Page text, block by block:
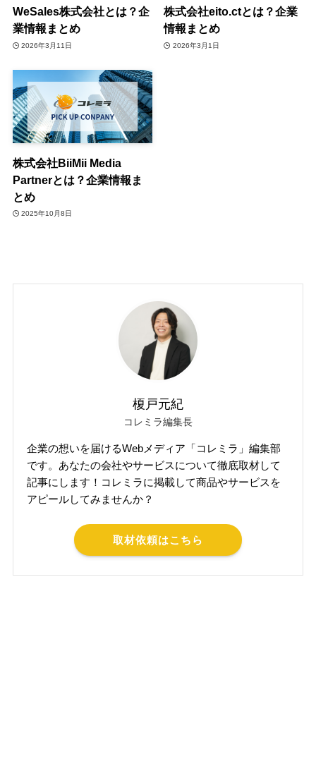
WeSales株式会社とは？企
業情報まとめ
2026年3月11日
株式会社eito.ctとは？企業
情報まとめ
2026年3月1日
株式会社BiiMii Media
Partnerとは？企業情報ま
とめ
2025年10月8日
榎戸元紀
コレミラ編集長
企業の想いを届けるWebメディア「コレミラ」編集部
です。あなたの会社やサービスについて徹底取材して
記事にします！コレミラに掲載して商品やサービスを
アピールしてみませんか？
取材依頼はこちら